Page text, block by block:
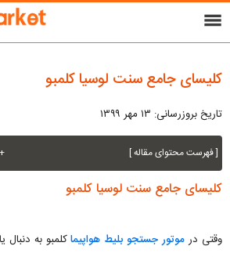
menu
کلیسای جامع سنت لوسیا کلمبو
تاریخ بروزرسانی: ۱۳ مهر ۱۳۹۹
[ فهرست محتوای مقاله ] +
کلیسای جامع سنت لوسیا کلمبو
وقتی در موتور جستجو بلیط هواپیماکلمبو به دنبال